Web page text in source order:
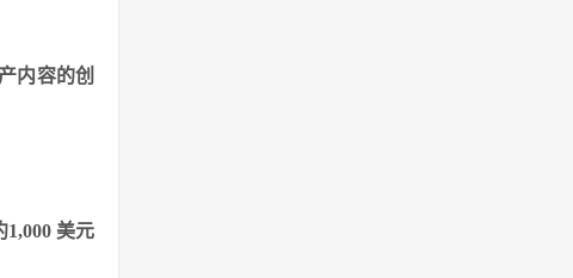
内容的创
美元